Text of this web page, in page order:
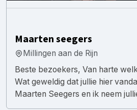
Maarten seegers
Millingen aan de Rijn
Beste bezoekers, Van harte
Wat geweldig dat jullie hier
Maarten Seegers en ik neem